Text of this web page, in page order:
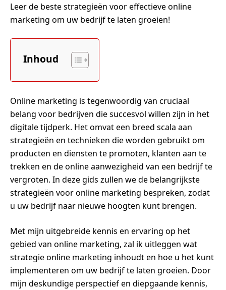
Leer de beste strategieën voor effectieve online
marketing om uw bedrijf te laten groeien!
Inhoud
Online marketing is tegenwoordig van cruciaal
belang voor bedrijven die succesvol willen zijn in het
digitale tijdperk. Het omvat een breed scala aan
strategieën en technieken die worden gebruikt om
producten en diensten te promoten, klanten aan te
trekken en de online aanwezigheid van een bedrijf te
vergroten. In deze gids zullen we de belangrijkste
strategieën voor online marketing bespreken, zodat
u uw bedrijf naar nieuwe hoogten kunt brengen.
Met mijn uitgebreide kennis en ervaring op het
gebied van online marketing, zal ik uitleggen wat
strategie online marketing inhoudt en hoe u het kunt
implementeren om uw bedrijf te laten groeien. Door
mijn deskundige perspectief en diepgaande kennis,